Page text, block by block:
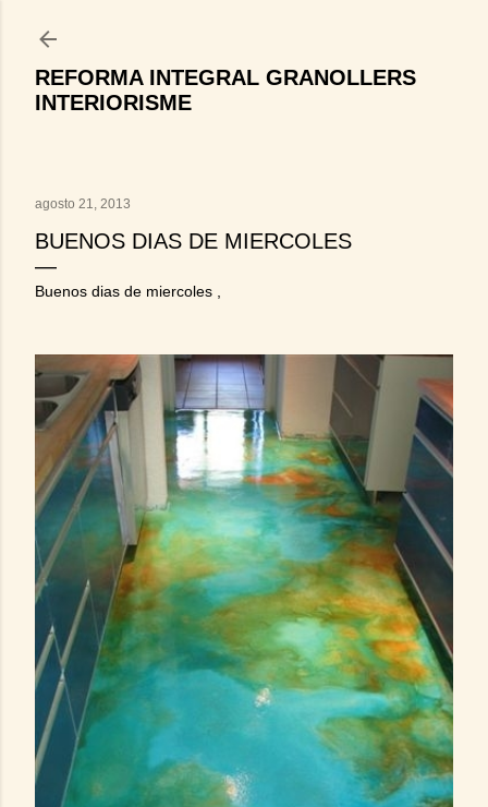
REFORMA INTEGRAL GRANOLLERS
INTERIORISME
agosto 21, 2013
BUENOS DIAS DE MIERCOLES
Buenos dias de miercoles ,